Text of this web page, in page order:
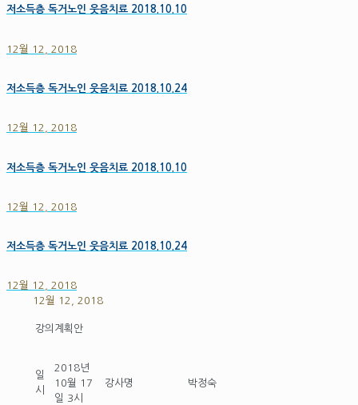
저소득층 독거노인 웃음치료 2018.10.10
12월 12, 2018
저소득층 독거노인 웃음치료 2018.10.24
12월 12, 2018
저소득층 독거노인 웃음치료 2018.10.10
12월 12, 2018
저소득층 독거노인 웃음치료 2018.10.24
12월 12, 2018
12월 12, 2018
강의계획안
일
시
2018년
10월 17
일 3시
강사명 박정숙